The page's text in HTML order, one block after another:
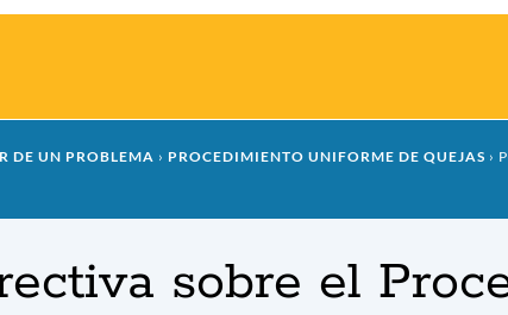
DE UN PROBLEMA PROCEDIMIENTO UNIFORME DE QUEJAS
sobre el